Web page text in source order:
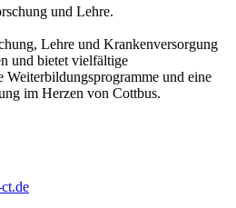
und Lehre.
Lehre und Krankenversorgung
und bietet vielfältige
Weiterbildungsprogramme und eine
im Herzen von Cottbus.